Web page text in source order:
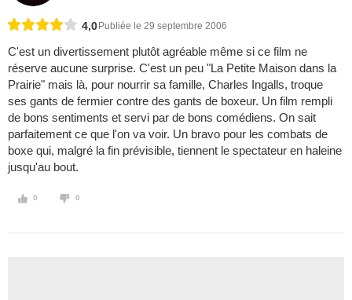
4,0 Publiée le 29 septembre 2006
C'est un divertissement plutôt agréable même si ce film ne
réserve aucune surprise. C'est un peu "La Petite Maison dans la
Prairie" mais là, pour nourrir sa famille, Charles Ingalls, troque
ses gants de fermier contre des gants de boxeur. Un film rempli
de bons sentiments et servi par de bons comédiens. On sait
parfaitement ce que l'on va voir. Un bravo pour les combats de
boxe qui, malgré la fin prévisible, tiennent le spectateur en haleine
jusqu'au bout.
0 0